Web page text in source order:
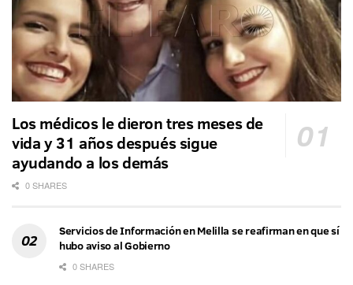
Los médicos le dieron tres meses de
vida y 31 años después sigue
ayudando a los demás
0 SHARES
Servicios de Información en Melilla se reafirman en que sí
hubo aviso al Gobierno
0 SHARES